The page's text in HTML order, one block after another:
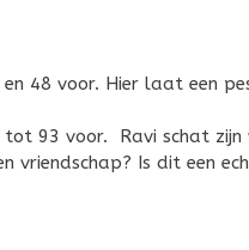
48 voor. Hier laat een
tot 93 voor. Ravi schat
vriendschap? Is dit een